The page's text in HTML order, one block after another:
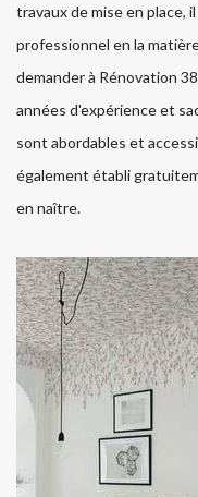
travaux de mise en place,
professionnel en la
demander à Rénovation
années d'expérience et
sont abordables et
également établi
en naître.